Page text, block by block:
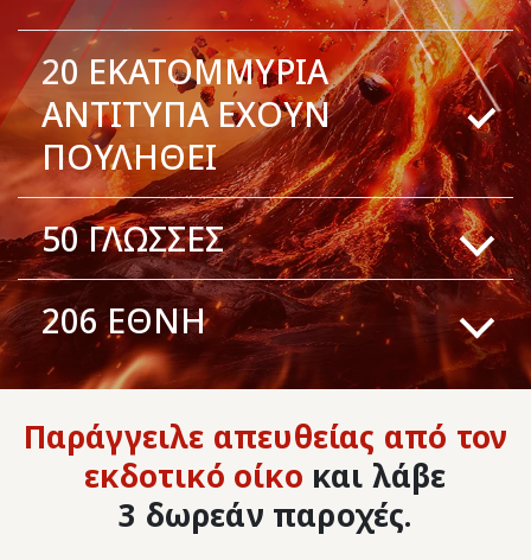
20ΕΚΑΤΟΜΜΥΡΙΑ
ΑΝΤΙΤΥΠΑ ΕΧΟΥΝ
ΠΟΥΛΗΘΕΙ
50ΓΛΩΣΣΕΣ
206ΕΘΝΗ
Παράγγειλε απευθείας από τον
εκδοτικό οίκο και λάβε
3 δωρεάν παροχές.